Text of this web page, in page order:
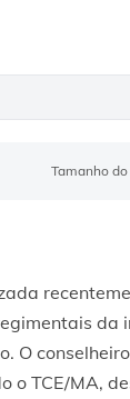
Tamanho
da
O
o TCE/MA,